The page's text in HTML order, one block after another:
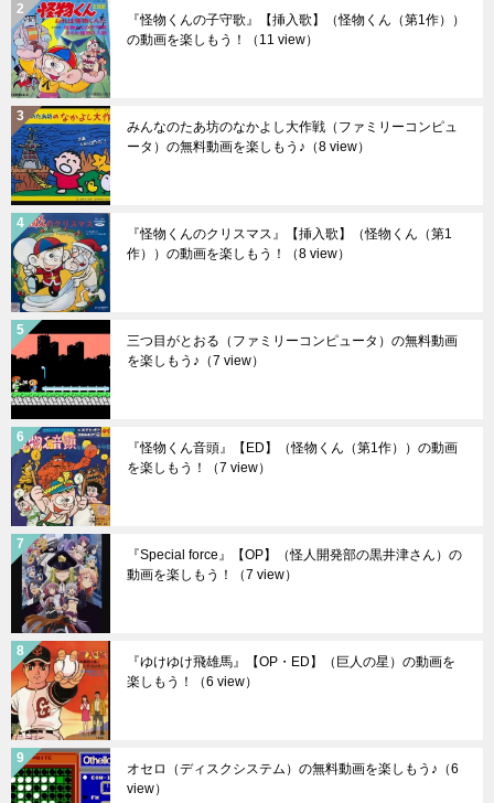
『怪物くんの子守歌』【挿入歌】（怪物くん（第1作））
の動画を楽しもう！
（11 view）
みんなのたあ坊のなかよし大作戦（ファミリーコンピュ
ータ）の無料動画を楽しもう♪ （8 view）
『怪物くんのクリスマス』【挿入歌】（怪物くん（第1
作））の動画を楽しもう！
（8 view）
三つ目がとおる（ファミリーコンピュータ）の無料動画
を楽しもう♪ （7 view）
『怪物くん音頭』【ED】（怪物くん（第1作））の動画
を楽しもう！
（7 view）
『Special force』【OP】（怪人開発部の黒井津さん）の
動画を楽しもう！
（7 view）
『ゆけゆけ飛雄馬』【OP・ED】（巨人の星）の動画を
楽しもう！
（6 view）
オセロ（ディスクシステム）の無料動画を楽しもう♪ （6
view）